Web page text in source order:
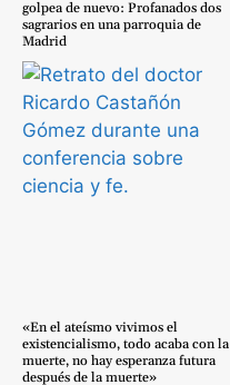
golpea de nuevo: Profanados dos
sagrarios en una parroquia de
Madrid
«En el ateísmo vivimos el
existencialismo, todo acaba con la
muerte, no hay esperanza futura
después de la muerte»